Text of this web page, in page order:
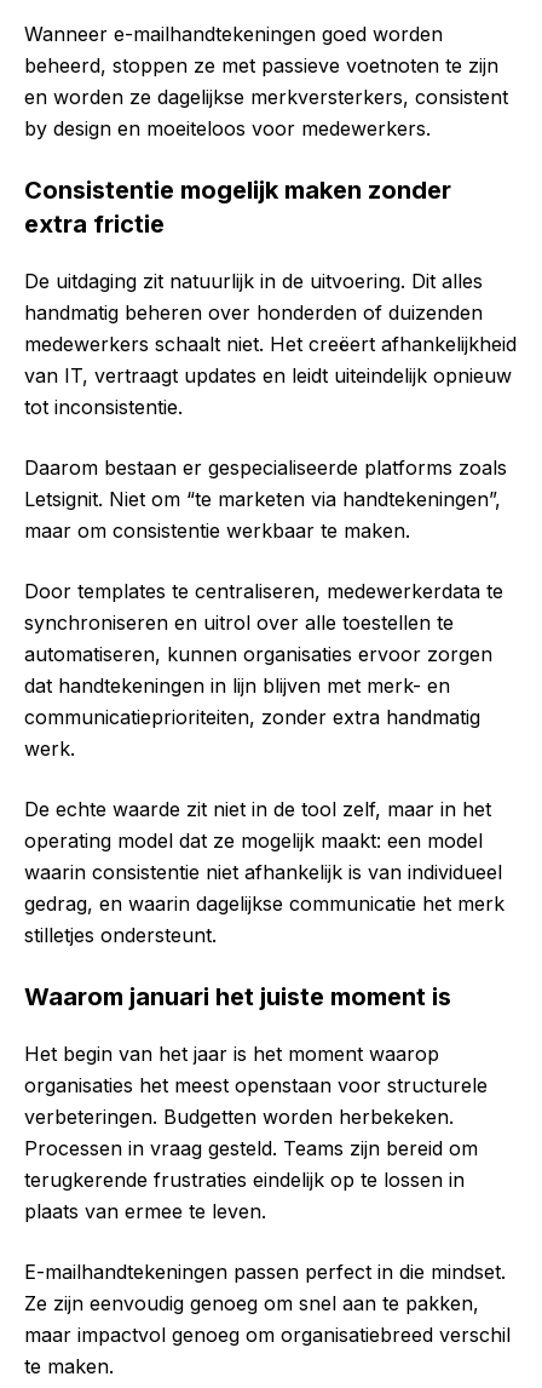
Wanneer e-mailhandtekeningen goed worden
beheerd, stoppen ze met passieve voetnoten te zijn
en worden ze dagelijkse merkversterkers, consistent
by design en moeiteloos voor medewerkers.
Consistentie mogelijk maken zonder
extra frictie
De uitdaging zit natuurlijk in de uitvoering. Dit alles
handmatig beheren over honderden of duizenden
medewerkers schaalt niet. Het creëert afhankelijkheid
van IT, vertraagt updates en leidt uiteindelijk opnieuw
tot inconsistentie.
Daarom bestaan er gespecialiseerde platforms zoals
Letsignit. Niet om “te marketen via handtekeningen”,
maar om consistentie werkbaar te maken.
Door templates te centraliseren, medewerkerdata te
synchroniseren en uitrol over alle toestellen te
automatiseren, kunnen organisaties ervoor zorgen
dat handtekeningen in lijn blijven met merk- en
communicatieprioriteiten, zonder extra handmatig
werk.
De echte waarde zit niet in de tool zelf, maar in het
operating model dat ze mogelijk maakt: een model
waarin consistentie niet afhankelijk is van individueel
gedrag, en waarin dagelijkse communicatie het merk
stilletjes ondersteunt.
Waarom januari het juiste moment is
Het begin van het jaar is het moment waarop
organisaties het meest openstaan voor structurele
verbeteringen. Budgetten worden herbekeken.
Processen in vraag gesteld. Teams zijn bereid om
terugkerende frustraties eindelijk op te lossen in
plaats van ermee te leven.
E-mailhandtekeningen passen perfect in die mindset.
Ze zijn eenvoudig genoeg om snel aan te pakken,
maar impactvol genoeg om organisatiebreed verschil
te maken.